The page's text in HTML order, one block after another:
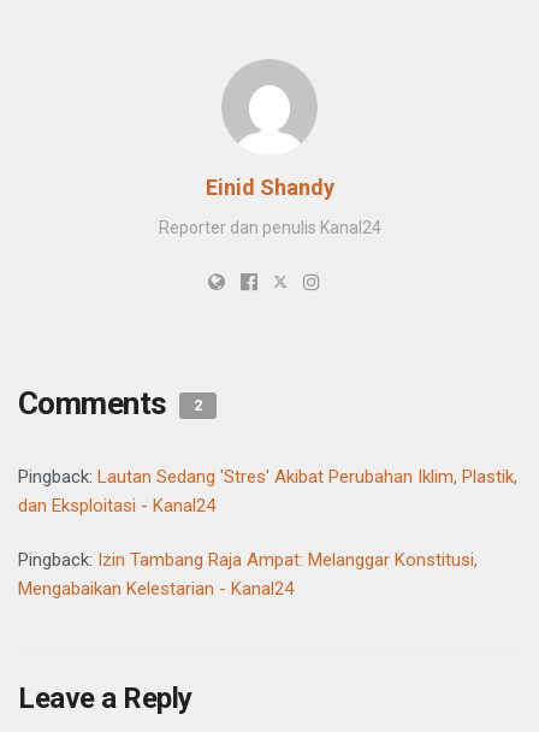
Einid Shandy
Reporter dan penulis Kanal24
Comments 2
Pingback: Lautan Sedang 'Stres' Akibat Perubahan Iklim, Plastik,
dan Eksploitasi - Kanal24
Pingback: Izin Tambang Raja Ampat: Melanggar Konstitusi,
Mengabaikan Kelestarian - Kanal24
Leave a Reply